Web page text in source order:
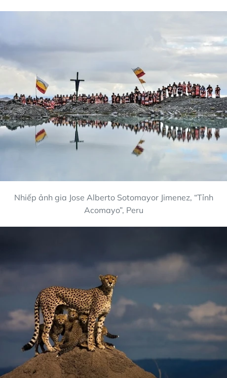
Nhiếp ảnh gia Jose Alberto Sotomayor Jimenez, “Tỉnh
Acomayo”, Peru